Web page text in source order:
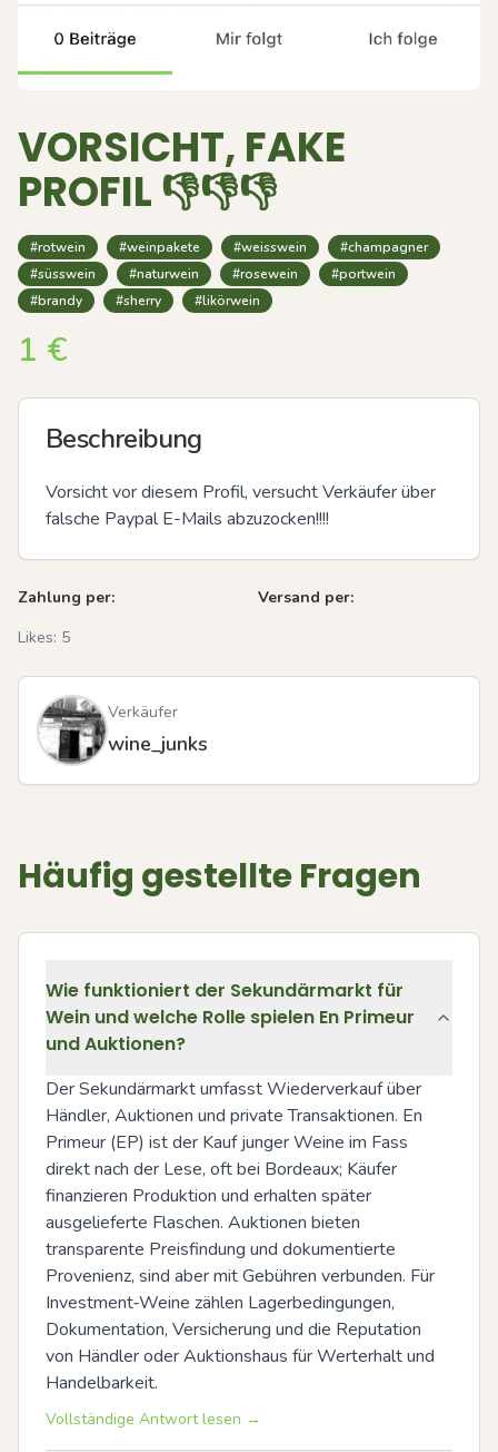
VORSICHT, FAKE
PROFIL 👎👎👎
#rotwein #weinpakete #weisswein
#champagner
#süsswein
#naturwein #rosewein
#portwein
#brandy
#sherry #likörwein
1 €
Beschreibung
Vorsicht vor diesem Profil, versucht Verkäufer über
falsche Paypal E-Mails abzuzocken!!!!
Zahlung per:
Versand per:
Likes: 5
Verkäufer
wine_junks
Häufig gestellte Fragen
Wie funktioniert der Sekundärmarkt für
Wein und welche Rolle spielen En Primeur
und Auktionen?
Der Sekundärmarkt umfasst Wiederverkauf über
Händler, Auktionen und private Transaktionen. En
Primeur (EP) ist der Kauf junger Weine im Fass
direkt nach der Lese, oft bei Bordeaux; Käufer
finanzieren Produktion und erhalten später
ausgelieferte Flaschen. Auktionen bieten
transparente Preisfindung und dokumentierte
Provenienz, sind aber mit Gebühren verbunden. Für
Investment‑Weine zählen Lagerbedingungen,
Dokumentation, Versicherung und die Reputation
von Händler oder Auktionshaus für Werterhalt und
Handelbarkeit.
Vollständige Antwort lesen →